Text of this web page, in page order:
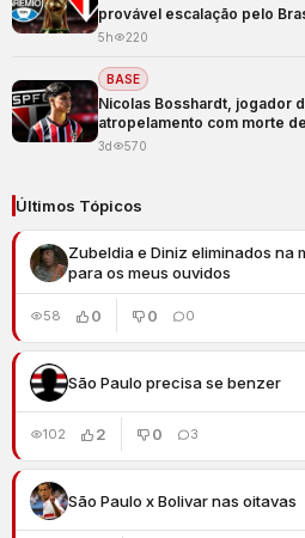
provável escalação pelo
5h 220
BASE
Nicolas Bosshardt, jogador
atropelamento com morte
3d 570
Últimos Tópicos
Zubeldia e Diniz eliminados na
para os meus ouvidos
58 0 0 0
São Paulo precisa se benzer
102 2 0 3
São Paulo x Bolivar nas oitavas